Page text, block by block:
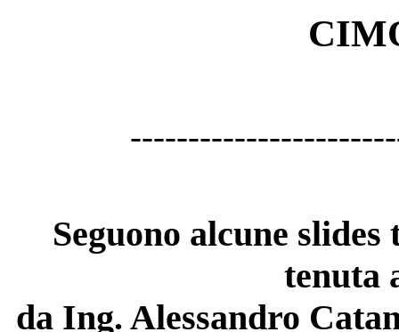
Seguono alcune
tenuta
da Ing. Alessandro